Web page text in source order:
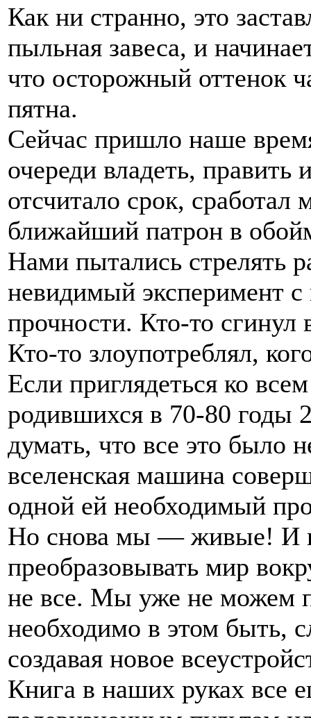
Как ни странно, это
пыльная завеса, и
что осторожный оттенок
пятна.
Сейчас пришло наше
очереди владеть, править
отсчитало срок,
ближайший патрон в
Нами пытались стрелять
невидимый эксперимент с
прочности. Кто-то
Кто-то злоупотреблял,
Если приглядеться ко
родившихся в 70-80 годы
думать, что все это было
вселенская машина
одной ей необходимый
Но снова мы — живые! И в
преобразовывать мир
не все. Мы уже не можем
необходимо в этом быть,
создавая новое
Книга в наших руках все